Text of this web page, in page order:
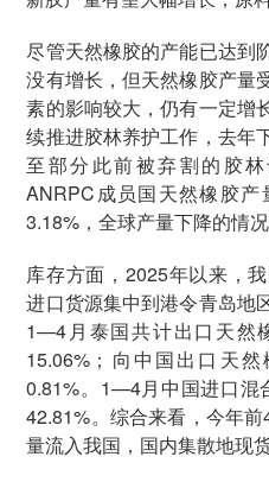
尽管天然橡胶的产能已达到
没有增长，但天然橡胶产量
素的影响较大，仍有一定增
续推进胶林养护工作，去年
至部分此前被弃割的胶
ANRPC成员国天然橡胶
3.18%，全球产量下降的情况
库存方面，2025年以来，
进口货源集中到港令青岛地
1—4月泰国共计出口天然
15.06%；向中国出口天
0.81%。1—4月中国进口混
42.81%。综合来看，今年
量流入我国，国内集散地现